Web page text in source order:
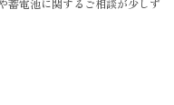
蓄電池に関するご相談が少しず